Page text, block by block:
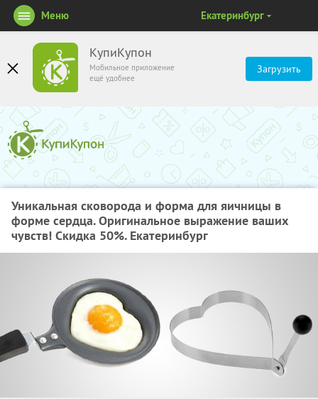
КупиКупон
Мобильное приложение
ещё удобнее
Загрузить
Меню Екатеринбург
Уникальная сковорода и форма для яичницы в
форме сердца. Оригинальное выражение ваших
чувств! Скидка 50%. Екатеринбург